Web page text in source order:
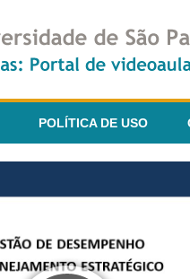
POLÍTICA DE USO